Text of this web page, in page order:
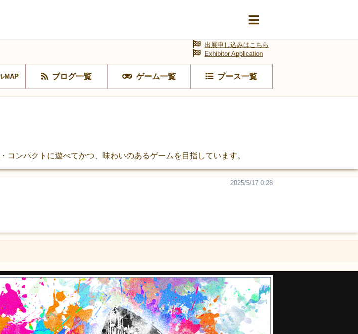
MAP ブログ一覧 ゲーム一覧 ブース一覧
出展申し込みはこちら
Exhibitor Application
コンパクトに遊べてかつ、味わいのあるゲームを目指しています。
2025/5/17 0:28